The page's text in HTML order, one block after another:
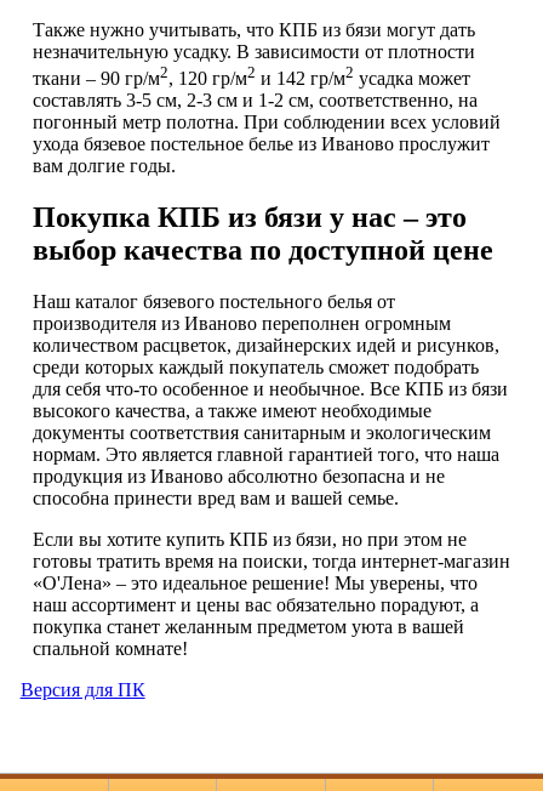
Также нужно учитывать, что КПБ из бязи могут дать
незначительную усадку. В зависимости от плотности
ткани – 90 гр/м2, 120 гр/м2 и 142 гр/м2 усадка может
составлять 3-5 см, 2-3 см и 1-2 см, соответственно, на
погонный метр полотна. При соблюдении всех условий
ухода бязевое постельное белье из Иваново прослужит
вам долгие годы.
Покупка КПБ из бязи у нас – это
выбор качества по доступной цене
Наш каталог бязевого постельного белья от
производителя из Иваново переполнен огромным
количеством расцветок, дизайнерских идей и рисунков,
среди которых каждый покупатель сможет подобрать
для себя что-то особенное и необычное. Все КПБ из бязи
высокого качества, а также имеют необходимые
документы соответствия санитарным и экологическим
нормам. Это является главной гарантией того, что наша
продукция из Иваново абсолютно безопасна и не
способна принести вред вам и вашей семье.
Если вы хотите купить КПБ из бязи, но при этом не
готовы тратить время на поиски, тогда интернет-магазин
«О'Лена» – это идеальное решение! Мы уверены, что
наш ассортимент и цены вас обязательно порадуют, а
покупка станет желанным предметом уюта в вашей
спальной комнате!
Версия для ПК